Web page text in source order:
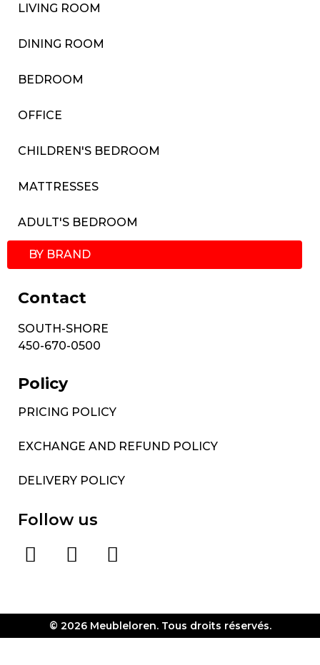
LIVING ROOM
DINING ROOM
BEDROOM
OFFICE
CHILDREN'S BEDROOM
MATTRESSES
ADULT'S BEDROOM
BY BRAND
Contact
SOUTH-SHORE
450-670-0500
Policy
PRICING POLICY
EXCHANGE AND REFUND POLICY
DELIVERY POLICY
Follow us
© 2026 Meubleloren. Tous droits réservés.